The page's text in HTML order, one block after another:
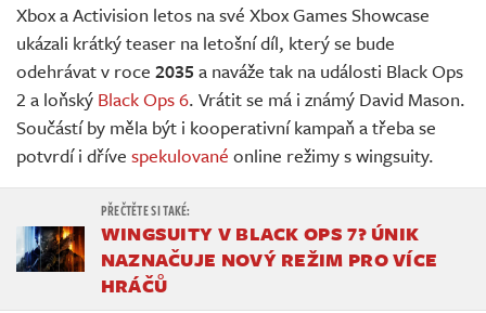
Xbox a Activision letos na své Xbox Games Showcase
ukázali krátký teaser na letošní díl, který se bude
odehrávat v roce 2035 a naváže tak na události Black Ops
2 a loňský Black Ops 6. Vrátit se má i známý David Mason.
Součástí by měla být i kooperativní kampaň a třeba se
potvrdí i dříve spekulované online režimy s wingsuity.
WINGSUITY V BLACK OPS 7? ÚNIK
NAZNAČUJE NOVÝ REŽIM PRO VÍCE
HRÁČŮ